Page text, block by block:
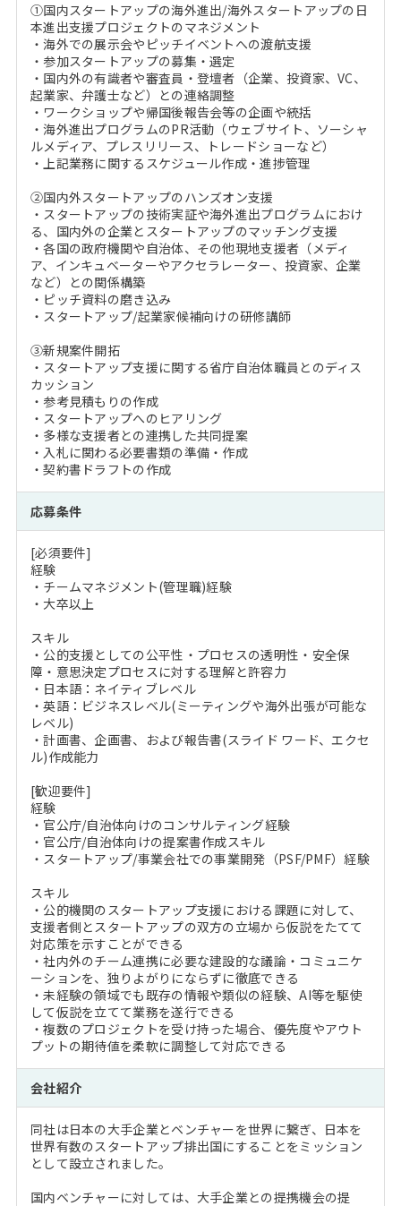
①国内スタートアップの海外進出/海外スタートアップの日
本進出支援プロジェクトのマネジメント
・海外での展示会やピッチイベントへの渡航支援
・参加スタートアップの募集・選定
・国内外の有識者や審査員・登壇者（企業、投資家、VC、
起業家、弁護士など）との連絡調整
・ワークショップや帰国後報告会等の企画や統括
・海外進出プログラムのPR活動（ウェブサイト、ソーシャ
ルメディア、プレスリリース、トレードショーなど）
・上記業務に関するスケジュール作成・進捗管理
②国内外スタートアップのハンズオン支援
・スタートアップの技術実証や海外進出プログラムにおけ
る、国内外の企業とスタートアップのマッチング支援
・各国の政府機関や自治体、その他現地支援者（メディ
ア、インキュベーターやアクセラレーター、投資家、企業
など）との関係構築
・ピッチ資料の磨き込み
・スタートアップ/起業家候補向けの研修講師
③新規案件開拓
・スタートアップ支援に関する省庁自治体職員とのディス
カッション
・参考見積もりの作成
・スタートアップへのヒアリング
・多様な支援者との連携した共同提案
・入札に関わる必要書類の準備・作成
・契約書ドラフトの作成
応募条件
[必須要件]
経験
・チームマネジメント(管理職)経験
・大卒以上
スキル
・公的支援としての公平性・プロセスの透明性・安全保
障・意思決定プロセスに対する理解と許容力
・日本語：ネイティブレベル
・英語：ビジネスレベル(ミーティングや海外出張が可能な
レベル)
・計画書、企画書、および報告書(スライド ワード、エクセ
ル)作成能力
[歓迎要件]
経験
・官公庁/自治体向けのコンサルティング経験
・官公庁/自治体向けの提案書作成スキル
・スタートアップ/事業会社での事業開発（PSF/PMF）経験
スキル
・公的機関のスタートアップ支援における課題に対して、
支援者側とスタートアップの双方の立場から仮説をたてて
対応策を示すことができる
・社内外のチーム連携に必要な建設的な議論・コミュニケ
ーションを、独りよがりにならずに徹底できる
・未経験の領域でも既存の情報や類似の経験、AI等を駆使
して仮説を立てて業務を遂行できる
・複数のプロジェクトを受け持った場合、優先度やアウト
プットの期待値を柔軟に調整して対応できる
会社紹介
同社は日本の大手企業とベンチャーを世界に繋ぎ、日本を
世界有数のスタートアップ排出国にすることをミッション
として設立されました。
国内ベンチャーに対しては、大手企業との提携機会の提